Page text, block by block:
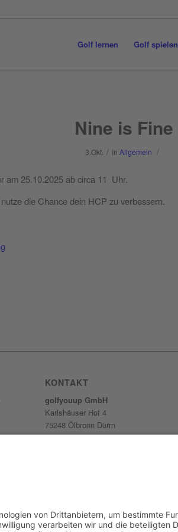
Golf lernen Golf spielen
Nine is Fine
3.Okt. / in Allgemein /
am 25.10.2025 ab circa 11 Uhr.
die Chance dein HCP zu verbessern.
KONTAKT
golfyouup GmbH
Karlshäuser Hof 4
75248 Ölbronn Dürrn
Telefon: 07237 – 484000